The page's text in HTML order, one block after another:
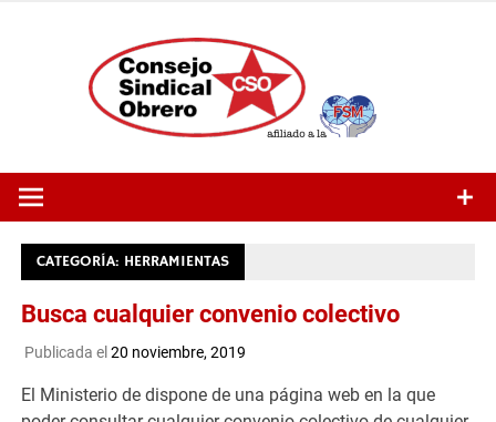
CATEGORÍA: HERRAMIENTAS
Busca cualquier convenio colectivo
Publicada el 20 noviembre, 2019
El Ministerio de dispone de una página web en la que